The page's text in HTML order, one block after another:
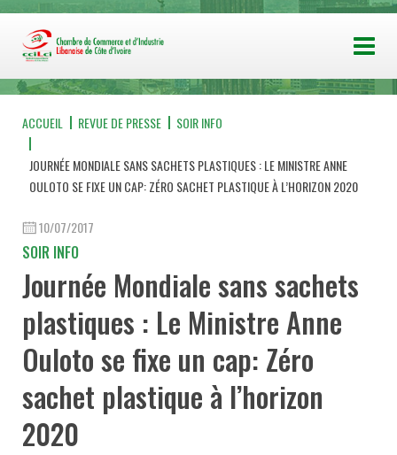
ACCUEIL REVUE DE PRESSE SOIR INFO
JOURNÉE MONDIALE SANS SACHETS PLASTIQUES : LE MINISTRE ANNE
OULOTO SE FIXE UN CAP: ZÉRO SACHET PLASTIQUE À L’HORIZON 2020
10/07/2017
SOIR INFO
Journée Mondiale sans sachets
plastiques : Le Ministre Anne
Ouloto se fixe un cap: Zéro
sachet plastique à l’horizon
2020